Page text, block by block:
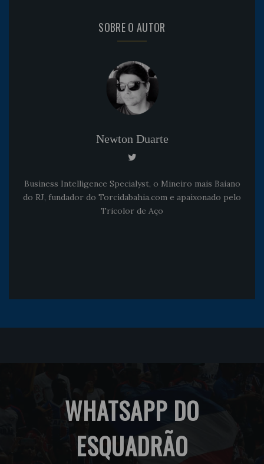
SOBRE O AUTOR
Newton Duarte
Business Intelligence Specialyst, o Mineiro mais Baiano
do RJ, fundador do Torcidabahia.com e apaixonado pelo
Tricolor de Aço
WHATSAPP DO
ESQUADRÃO